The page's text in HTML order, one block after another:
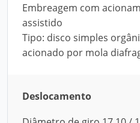
Embreagem com
assistido
Tipo: disco simples
acionado por mola
Deslocamento